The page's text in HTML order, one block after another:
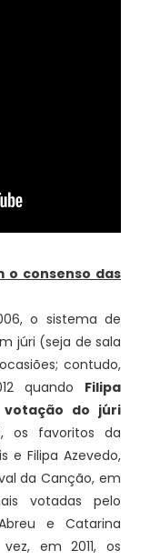
o consenso das
o sistema de
júri (seja de sala
contudo,
quando Filipa
do júri
os favoritos da
e Filipa Azevedo,
da Canção, em
votadas pelo
e Catarina
em 2011, os